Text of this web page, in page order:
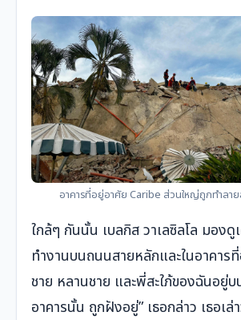
อาคารที่อยู่อาศัย Caribe ส่วนใหญ่ถูกทำลา
ใกล้ๆ กันนั้น เบลกิส วาเลซิลโล มอง
ทำงานบนถนนสายหลักและในอาคาร
ชาย หลานชาย และพี่สะใภ้ของฉันอยู่
อาคารนั้น ถูกฝังอยู่” เธอกล่าว เธอเล่